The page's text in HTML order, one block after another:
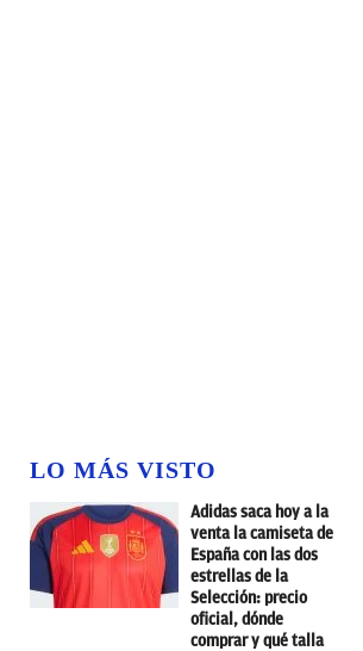
LO MÁS VISTO
Adidas saca hoy a la
venta la camiseta de
España con las dos
estrellas de la
Selección: precio
oficial, dónde
comprar y qué talla